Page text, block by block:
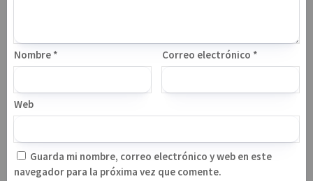
Nombre * Correo electrónico *
Web
Guarda mi nombre, correo electrónico y web en este
navegador para la próxima vez que comente.